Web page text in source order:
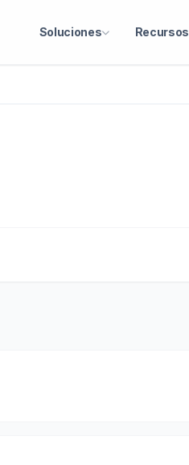
Soluciones Recursos